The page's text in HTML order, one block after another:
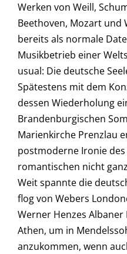
Werken von Weill,
Beethoven, Mozart und
bereits als normale
Musikbetrieb einer
usual: Die deutsche
Spätestens mit dem
dessen Wiederholung
Brandenburgischen
Marienkirche Prenzlau
postmoderne Ironie
romantischen nicht
Weit spannte die
flog von Webers
Werner Henzes Albaner
Athen, um in
anzukommen, wenn